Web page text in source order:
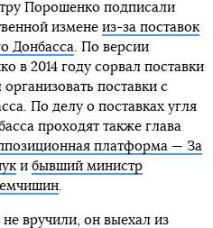
Порошенко подписали
измене из-за поставок
Донбасса. По версии
в 2014 году сорвал поставки
поставки с
По делу о поставках угля
проходят также глава
платформа — За
и бывший министр
.
вручили, он выехал из